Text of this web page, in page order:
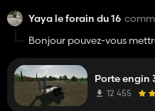
Yaya le forain du 16
Bonjour pouvez-vous
Porte engin
12 455